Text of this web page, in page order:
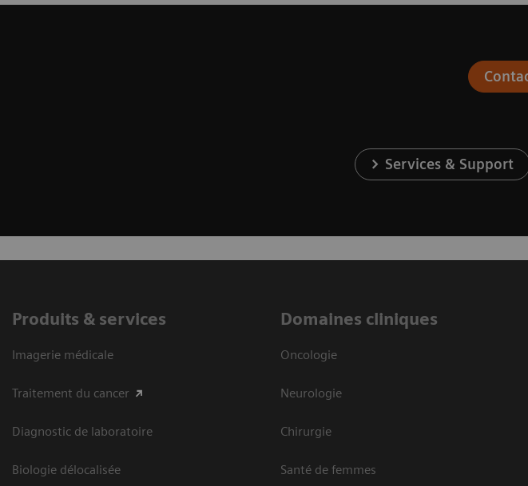
Services & Support
Produits & services
Imagerie médicale
Traitement du cancer
Diagnostic de laboratoire
Biologie délocalisée
Domaines cliniques
Oncologie
Neurologie
Chirurgie
Santé de femmes